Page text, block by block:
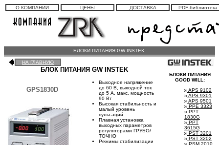
О КОМПАНИИ ЦЕНЫ ДОСТАВКА PDF-библиотека
БЛОКИ ПИТАНИЯ GW INSTEK.
НА ГЛАВНУЮ
БЛОК ПИТАНИЯ GW INSTEK
GPS1830D
Выходное напряжение
до 60 В, выходной ток
до 5 А, макс. мощность
90 Вт
Высокая стабильность и
малый уровень
пульсаций
Плавная установка
выходных параметров
регуляторами ГРУБО/
ТОЧНО
Режимы стабилизации
БЛОКИ ПИТАНИЯ
GOOD WILL:
APS 9102
APS 9301
APS 9501
PPE 3323
PPT
1830G
PPT
3615G
PST 3201
PST 3202
PSM 2010